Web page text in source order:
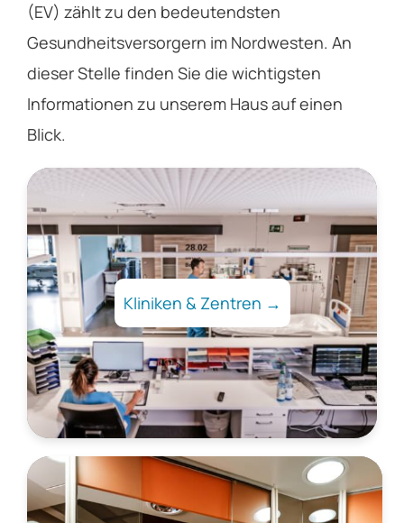
(EV) zählt zu den bedeutendsten
Gesundheitsversorgern im Nordwesten. An
dieser Stelle finden Sie die wichtigsten
Informationen zu unserem Haus auf einen
Blick.
Kliniken & Zentren →